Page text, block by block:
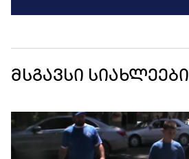
მსგავსი სიახლეები